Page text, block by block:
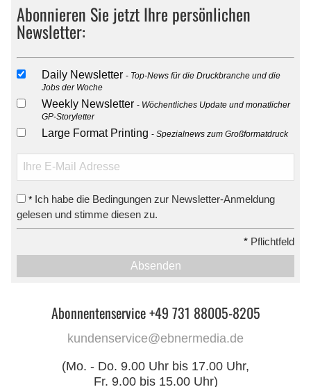
Abonnieren Sie jetzt Ihre persönlichen
Newsletter:
Daily Newsletter
Top-News für die Druckbranche und die
Jobs der Woche
Weekly Newsletter
Wöchentliches Update und monatlicher
GP-Storyletter
Large Format Printing Spezialnews zum Großformatdruck
* Ich habe die Bedingungen zur Newsletter-Anmeldung
gelesen und stimme diesen zu.
* Pflichtfeld
Absenden
Abonnentenservice +49 731 88005-8205
kundenservice@ebnermedia.de
(Mo. - Do. 9.00 Uhr bis 17.00 Uhr,
Fr. 9.00 bis 15.00 Uhr)